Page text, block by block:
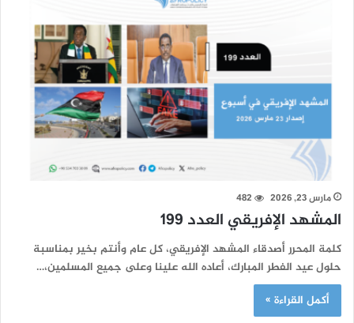
مارس 23, 2026 482
المشهد الإفريقي العدد 199
كلمة المحرر أصدقاء المشهد الإفريقي، كل عام وأنتم بخير بمناسبة
حلول عيد الفطر المبارك، أعاده الله علينا وعلى جميع المسلمين،…
أكمل القراءة »